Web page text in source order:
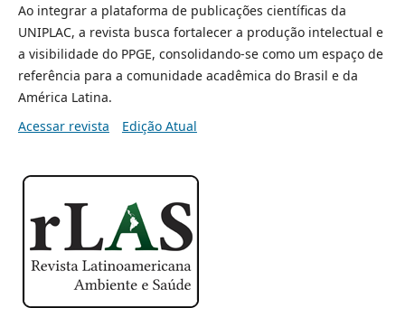
Ao integrar a plataforma de publicações científicas da
UNIPLAC, a revista busca fortalecer a produção intelectual e
a visibilidade do PPGE, consolidando-se como um espaço de
referência para a comunidade acadêmica do Brasil e da
América Latina.
Acessar revista
Edição Atual